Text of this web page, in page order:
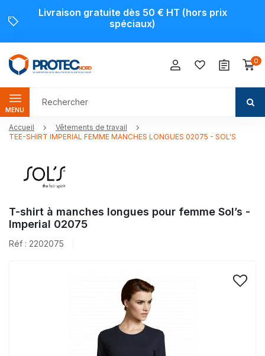
Livraison gratuite dès 50 € HT (hors prix
spéciaux)
0
MENU
Accueil
Vêtements de travail
TEE-SHIRT IMPERIAL FEMME MANCHES LONGUES 02075 - SOL'S
T-shirt à manches longues pour femme Sol’s -
Imperial 02075
Réf : 2202075